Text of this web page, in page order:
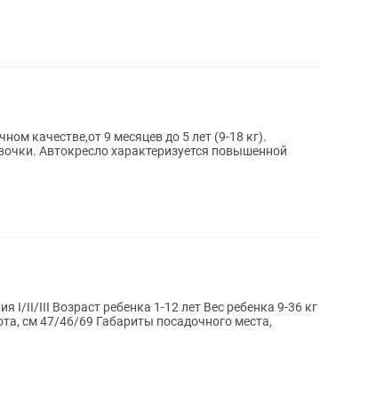
качестве,от 9 месяцев до 5 лет (9-18 кг).
Автокресло характеризуется повышенной
I/II/III Возраст ребенка 1-12 лет Вес ребенка 9-36 кг
см 47/46/69 Габариты посадочного места,